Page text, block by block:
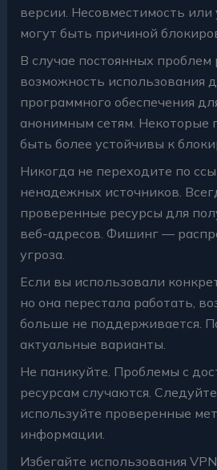
версии. Несовместимость или
могут быть причиной
В случае постоянных проблем
возможность использования
программного обеспечения
анонимным сетям. Некоторые
быть более устойчивы к
Никогда не переходите по
ненадежных источников.
проверенные ресурсы для
веб-адресов. Фишинг —
угроза.
Если вы использовали
но она перестала работать,
больше не поддерживается.
актуальные варианты.
Не паникуйте. Проблемы с
ресурсам случаются.
используйте проверенные
информации.
Избегайте использования